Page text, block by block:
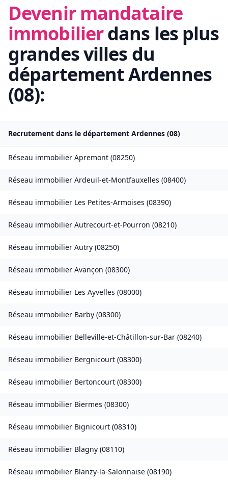
Devenir mandataire
immobilierdans les plus
grandes villes du
départementArdennes
(08):
Recrutement dans le département Ardennes (08)
Réseau immobilier Apremont (08250)
Réseau immobilier Ardeuil-et-Montfauxelles (08400)
Réseau immobilier Les Petites-Armoises (08390)
Réseau immobilier Autrecourt-et-Pourron (08210)
Réseau immobilier Autry (08250)
Réseau immobilier Avançon (08300)
Réseau immobilier Les Ayvelles (08000)
Réseau immobilier Barby (08300)
Réseau immobilier Belleville-et-Châtillon-sur-Bar (08240)
Réseau immobilier Bergnicourt (08300)
Réseau immobilier Bertoncourt (08300)
Réseau immobilier Biermes (08300)
Réseau immobilier Bignicourt (08310)
Réseau immobilier Blagny (08110)
Réseau immobilier Blanzy-la-Salonnaise (08190)